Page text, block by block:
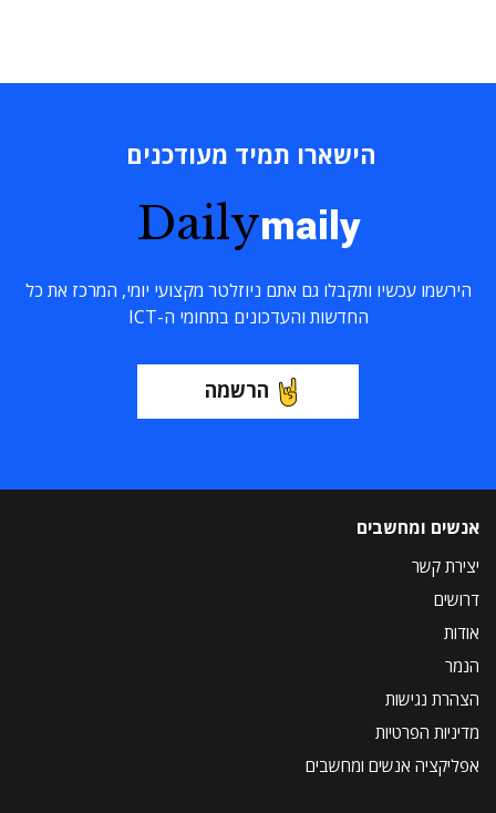
הישארו תמיד מעודכנים
Dailymaily
הירשמו עכשיו ותקבלו גם אתם ניוזלטר מקצועי יומי, המרכז את כל
החדשות והעדכונים בתחומי ה-ICT
הרשמה
אנשים ומחשבים
יצירת קשר
דרושים
אודות
הנמר
הצהרת נגישות
מדיניות הפרטיות
אפליקציה אנשים ומחשבים